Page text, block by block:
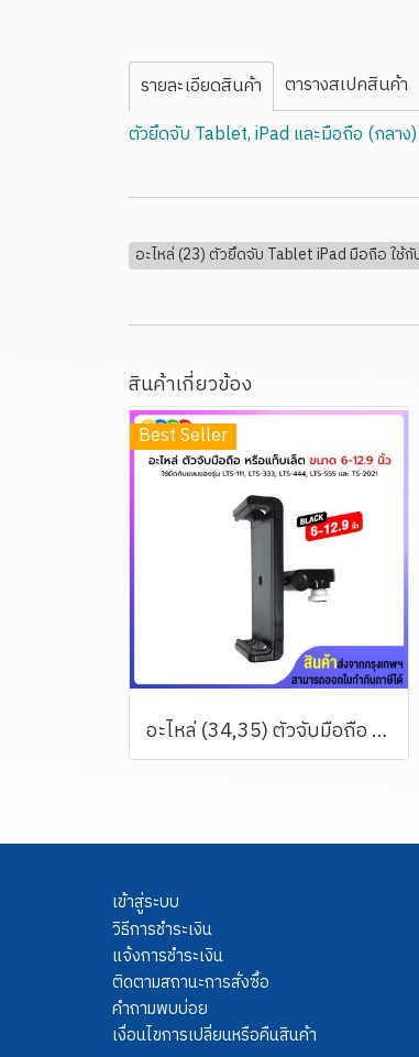
รายละเอียดสินค้า ตารางสเปคสินค้า
ตัวยึดจับ Tablet, iPad และมือถือ (กลา
อะไหล่ (23) ตัวยึดจับ Tablet iPad มือถือ ใช้
สินค้าเกี่ยวข้อง
Best Seller
อะไหล่ (34,35) ตัวจับมือถือ หรือแท็บเล็ต 6-12.9 นิ้ว ใช้กับแขน รุ่น LTS-111 ,LTS-333 TS-2021, TS-2022 และแขนของรุ่น MS-3xxx (มีสีดำและสีขาว)
เข้าสู่ระบบ
วิธีการชำระเงิน
แจ้งการชำระเงิน
ติดตามสถานะการสั่งซื้อ
คำถามพบบ่อย
เงื่อนไขการเปลี่ยนหรือคืนสินค้า